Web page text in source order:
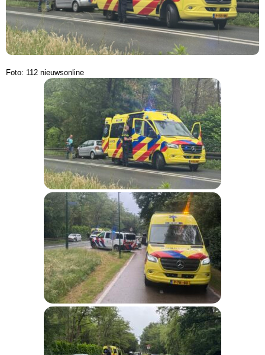
Foto: 112 nieuwsonline